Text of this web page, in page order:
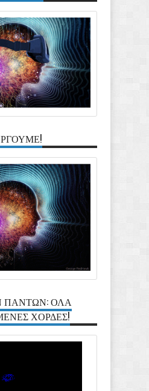
ΠΑΝΤΩΝ: ΟΛΑ
ΧΟΡΔΕΣ!